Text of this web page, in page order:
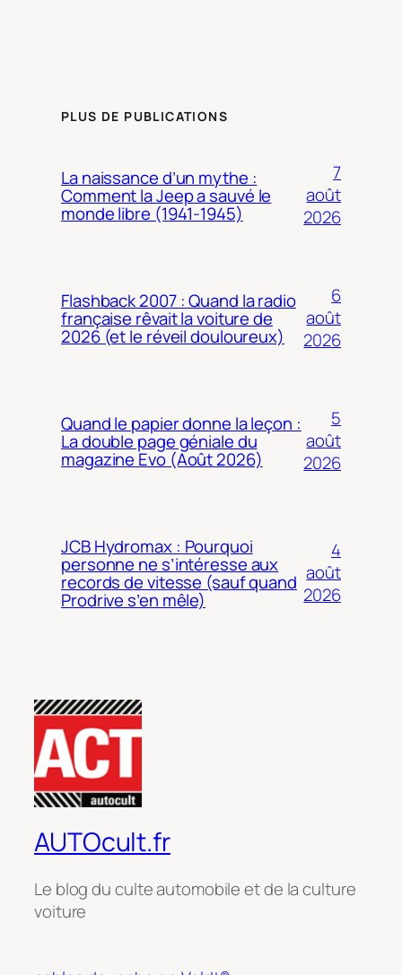
PLUS DE PUBLICATIONS
La naissance d’un mythe :
Comment la Jeep a sauvé le
monde libre (1941-1945)
7
août
2026
Flashback 2007 : Quand la radio
française rêvait la voiture de
2026 (et le réveil douloureux)
6
août
2026
Quand le papier donne la leçon :
La double page géniale du
magazine Evo (Août 2026)
5
août
2026
JCB Hydromax : Pourquoi
personne ne s’intéresse aux
records de vitesse (sauf quand
Prodrive s’en mêle)
4
août
2026
AUTOcult.fr
Le blog du culte automobile et de la culture
voiture